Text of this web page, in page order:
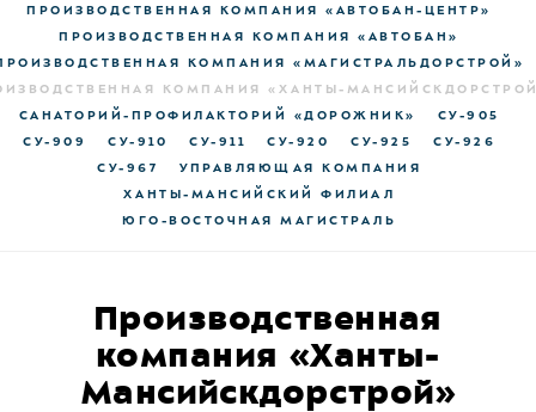
ПРОИЗВОДСТВЕННАЯ КОМПАНИЯ «АВТОБАН-ЦЕНТР»
ПРОИЗВОДСТВЕННАЯ КОМПАНИЯ «АВТОБАН»
КОМПАНИЯ «МАГИСТРАЛЬДОРСТРОЙ»
КОМПАНИЯ «ХАНТЫ-
САНАТОРИЙ-ПРОФИЛАКТОРИЙ «ДОРОЖНИК» СУ-905
СУ-909 СУ-910 СУ-911 СУ-920 СУ-925 СУ-926
СУ-967 УПРАВЛЯЮЩАЯ КОМПАНИЯ
ХАНТЫ-МАНСИЙСКИЙ ФИЛИАЛ
ЮГО-ВОСТОЧНАЯ МАГИСТРАЛЬ
Производственная
компания «Ханты-
Мансийскдорстрой»